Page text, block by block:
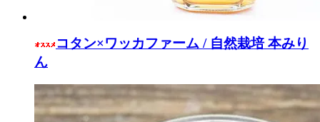
コタン×ワッカファーム / 自然栽培 本みり
ん